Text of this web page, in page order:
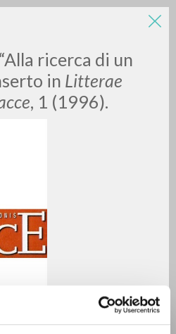
ricerca di un
in Litterae
, 1 (1996).
LUIGI